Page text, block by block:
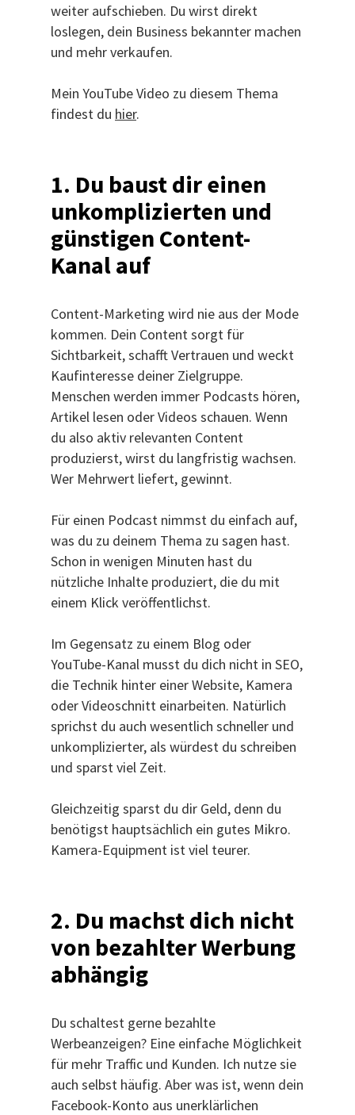
weiter aufschieben. Du wirst direkt
loslegen, dein Business bekannter machen
und mehr verkaufen.
Mein YouTube Video zu diesem Thema
findest du hier.
1. Du baust dir einen
unkomplizierten und
günstigen Content-
Kanal auf
Content-Marketing wird nie aus der Mode
kommen. Dein Content sorgt für
Sichtbarkeit, schafft Vertrauen und weckt
Kaufinteresse deiner Zielgruppe.
Menschen werden immer Podcasts hören,
Artikel lesen oder Videos schauen. Wenn
du also aktiv relevanten Content
produzierst, wirst du langfristig wachsen.
Wer Mehrwert liefert, gewinnt.
Für einen Podcast nimmst du einfach auf,
was du zu deinem Thema zu sagen hast.
Schon in wenigen Minuten hast du
nützliche Inhalte produziert, die du mit
einem Klick veröffentlichst.
Im Gegensatz zu einem Blog oder
YouTube-Kanal musst du dich nicht in SEO,
die Technik hinter einer Website, Kamera
oder Videoschnitt einarbeiten. Natürlich
sprichst du auch wesentlich schneller und
unkomplizierter, als würdest du schreiben
und sparst viel Zeit.
Gleichzeitig sparst du dir Geld, denn du
benötigst hauptsächlich ein gutes Mikro.
Kamera-Equipment ist viel teurer.
2. Du machst dich nicht
von bezahlter Werbung
abhängig
Du schaltest gerne bezahlte
Werbeanzeigen? Eine einfache Möglichkeit
für mehr Traffic und Kunden. Ich nutze sie
auch selbst häufig. Aber was ist, wenn dein
Facebook-Konto aus unerklärlichen